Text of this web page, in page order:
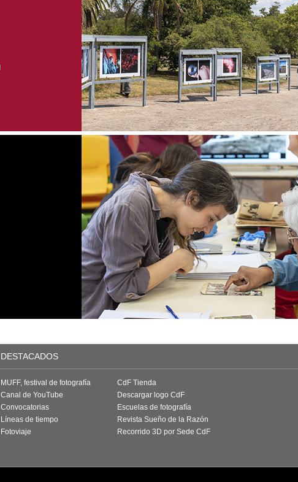
DESTACADOS
MUFF, festival de fotografía
Canal de YouTube
Convocatorias
Líneas de tiempo
Fotoviaje
CdF Tienda
Descargar logo CdF
Escuelas de fotografía
Revista Sueño de la Razón
Recorrido 3D por Sede CdF